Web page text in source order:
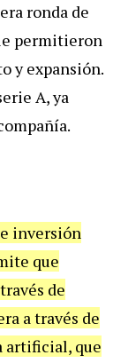
ronda de
permitieron
y expansión.
A, ya
inversión
que
de
a través de
artificial, que